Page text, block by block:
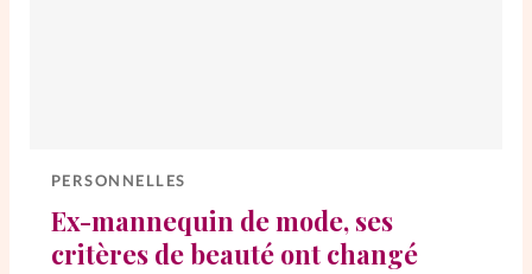
PERSONNELLES
Ex-mannequin de mode, ses
critères de beauté ont changé